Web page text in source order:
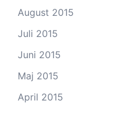
August 2015
Juli 2015
Juni 2015
Maj 2015
April 2015